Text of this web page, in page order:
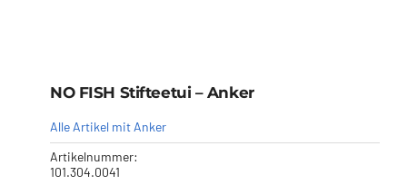
NO FISH Stifteetui – Anker
Alle Artikel mit Anker
Artikelnummer:
101.304.0041